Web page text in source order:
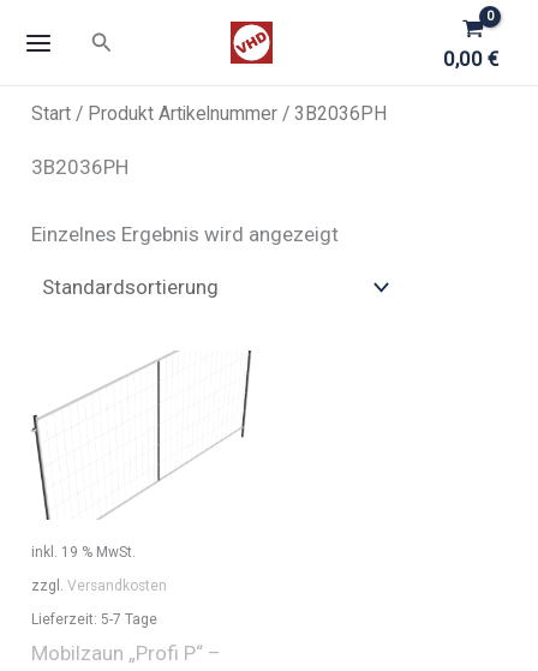
Inhalt
Suchen
0,00€
Start / Produkt Artikelnummer / 3B2036PH
3B2036PH
Einzelnes Ergebnis wird angezeigt
inkl. 19 % MwSt.
zzgl.Versandkosten
Lieferzeit: 5-7 Tage
Mobilzaun „Profi P“ –